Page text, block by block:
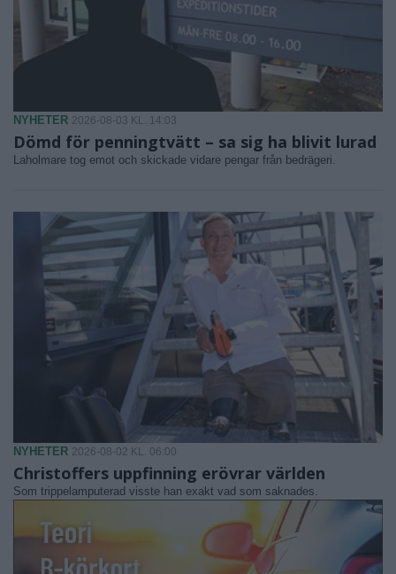
NYHETER 2026-08-03 KL. 14:03
Dömd för penningtvätt – sa sig ha blivit lurad
Laholmare tog emot och skickade vidare pengar från bedrägeri.
NYHETER 2026-08-02 KL. 06:00
Christoffers uppfinning erövrar världen
Som trippelamputerad visste han exakt vad som saknades.